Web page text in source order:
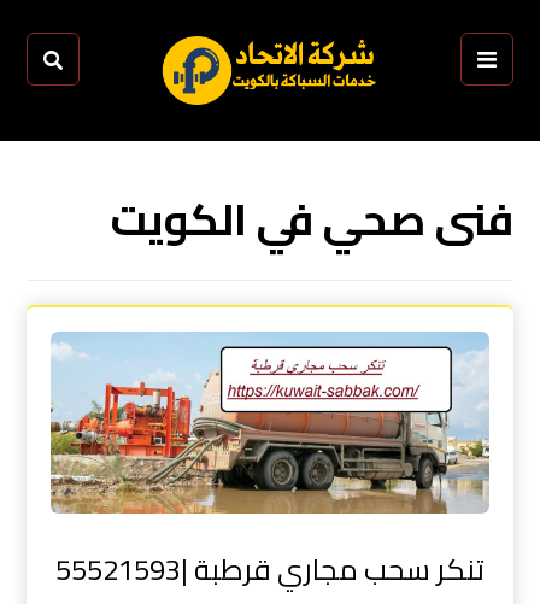
فنى صحي في الكويت
تنكر سحب مجاري قرطبة |55521593